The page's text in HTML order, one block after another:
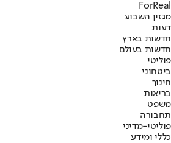
ForReal
מגזין השבוע
דעות
חדשות בארץ
חדשות בעולם
פוליטי
ביטחוני
חינוך
בריאות
משפט
תחבורה
פוליטי-מדיני
כללי ומידע